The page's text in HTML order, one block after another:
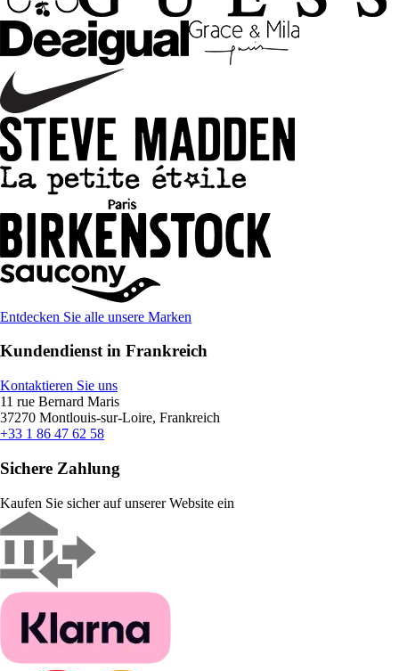
Entdecken Sie alle unsere Marken
Kundendienst in Frankreich
Kontaktieren Sie uns
11 rue Bernard Maris
37270 Montlouis-sur-Loire, Frankreich
+33 1 86 47 62 58
Sichere Zahlung
Kaufen Sie sicher auf unserer Website ein